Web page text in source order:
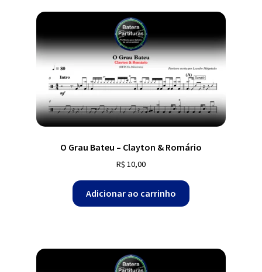
O Grau Bateu – Clayton & Romário
R$ 10,00
Adicionar ao carrinho